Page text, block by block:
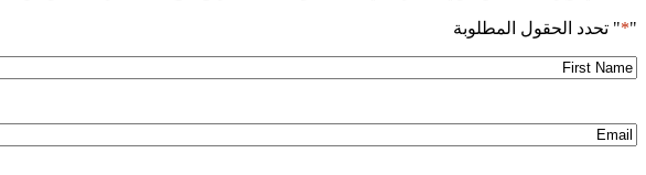
"
*" تحدد الحقول المطلوبة
First
Name
*
Email